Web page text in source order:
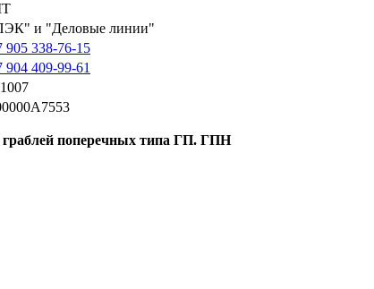
и "Деловые линии"
905 338-76-15
904 409-99-61
граблей поперечных типа ГП. ГПН